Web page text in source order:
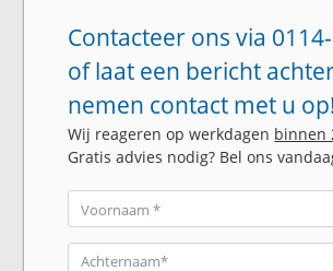
Contacteer ons via
of laat een bericht
nemen contact met u op!
Wij reageren op werkdagen binnen
Gratis advies nodig? Bel ons